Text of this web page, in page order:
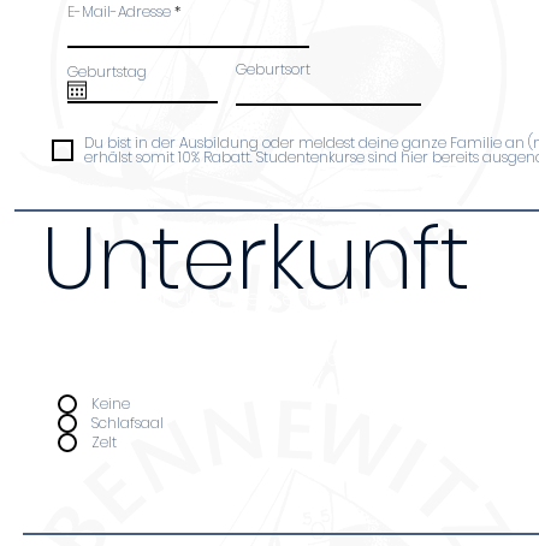
Keine
Schlafsaal
Zelt
E-Mail-Adresse
Geburtsort
Geburtstag
Du bist in der Ausbildung oder meldest deine ganze Familie an
erhälst somit 10% Rabatt. Studentenkurse sind hier bereits
Da wir nur über begrenzten Platz verfügen
Unterkunft